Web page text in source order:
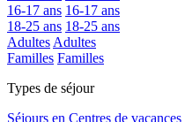
16-17 ans 16-17 ans
18-25 ans 18-25 ans
Adultes Adultes
Familles Familles
Types de séjour
Séjours en Centres de vacances